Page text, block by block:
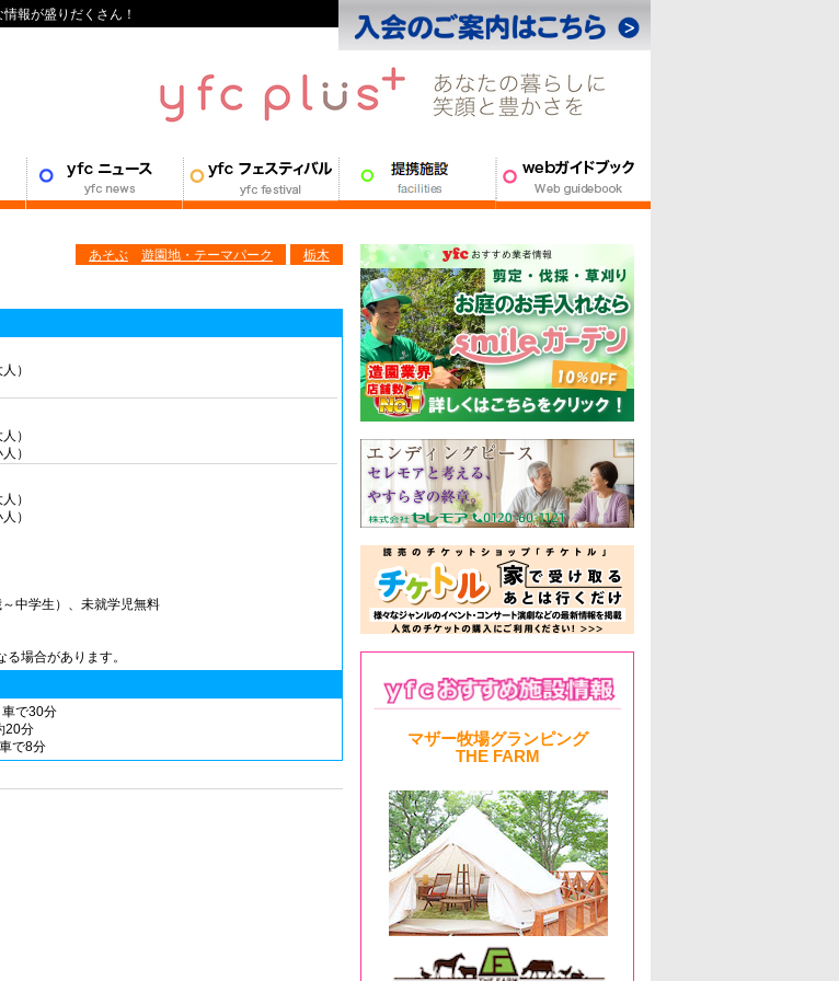
報が盛りだくさん！
栃木
あそぶ
遊園地・テーマパーク
）
）
）
）
）
中学生）、未就学児無料
場合があります。
で30分
20分
で8分
マザー牧場グランピング
THE FARM